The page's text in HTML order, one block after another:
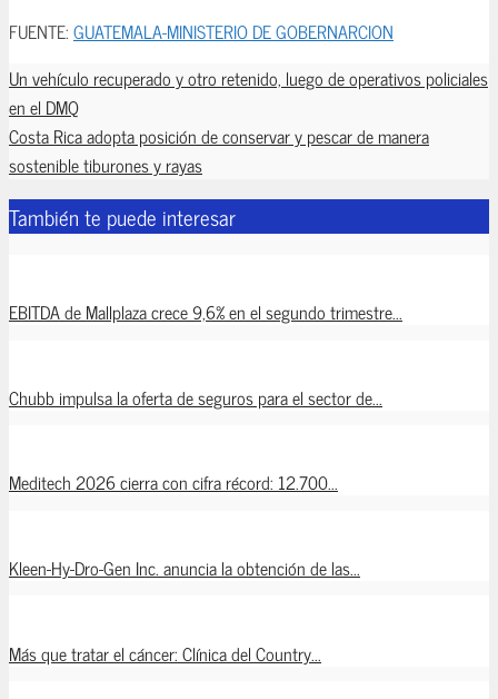
FUENTE:GUATEMALA-MINISTERIO DE GOBERNARCION
Un vehículo recuperado y otro retenido, luego de operativos policiales
en el DMQ
Costa Rica adopta posición de conservar y pescar de manera
sostenible tiburones y rayas
También te puede interesar
EBITDA de Mallplaza crece 9,6% en el segundo trimestre...
Chubb impulsa la oferta de seguros para el sector de...
Meditech 2026 cierra con cifra récord: 12.700...
Kleen-Hy-Dro-Gen Inc. anuncia la obtención de las...
Más que tratar el cáncer: Clínica del Country...